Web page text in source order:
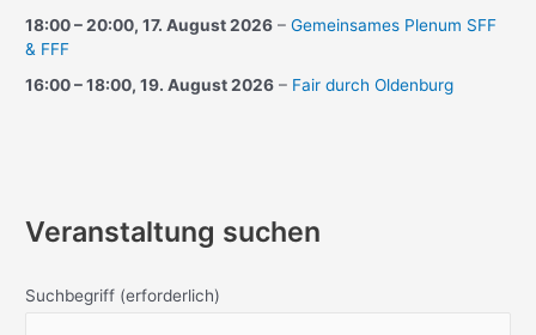
18:00–20:00,17. August 2026 –Gemeinsames Plenum SFF
& FFF
16:00–18:00,19. August 2026 – Fair durch Oldenburg
Veranstaltung suchen
Suchbegriff (erforderlich)